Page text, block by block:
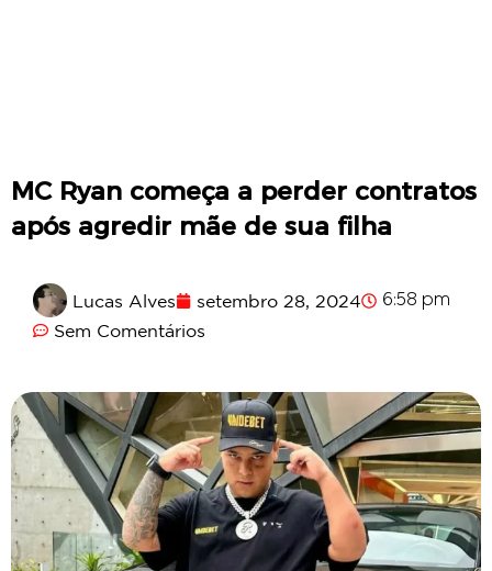
MC Ryan começa a perder contratos
após agredir mãe de sua filha
Lucas Alves setembro 28, 2024 6:58 pm
Sem Comentários